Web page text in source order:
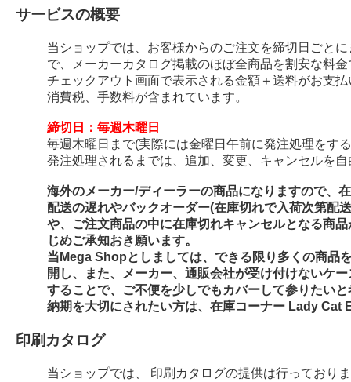
サービスの概要
当ショップでは、お客様からのご注文を締切日ごと
で、メーカーカタログ掲載のほぼ全商品を割安な料
チェックアウト画面で表示される金額＋送料がお支
消費税、手数料が含まれています。
締切日：毎週木曜日
毎週木曜日まで(実際には金曜日午前に発注処理をす
発注処理されるまでは、追加、変更、キャンセルを
海外のメーカー/ディーラーの商品になりますので、
配送の遅れやバックオーダー(在庫切れで入荷次第配
や、ご注文商品の中に在庫切れキャンセルとなる商
じめご承知おき願います。
当Mega Shopとしましては、できる限り多くの商品
開し、また、メーカー、通販会社が受け付けないケ
することで、ご不便を少しでもカバーして参りたい
納期を大切にされたい方は、在庫コーナー Lady Cat
印刷カタログ
当ショップでは、 印刷カタログの提供は行っており